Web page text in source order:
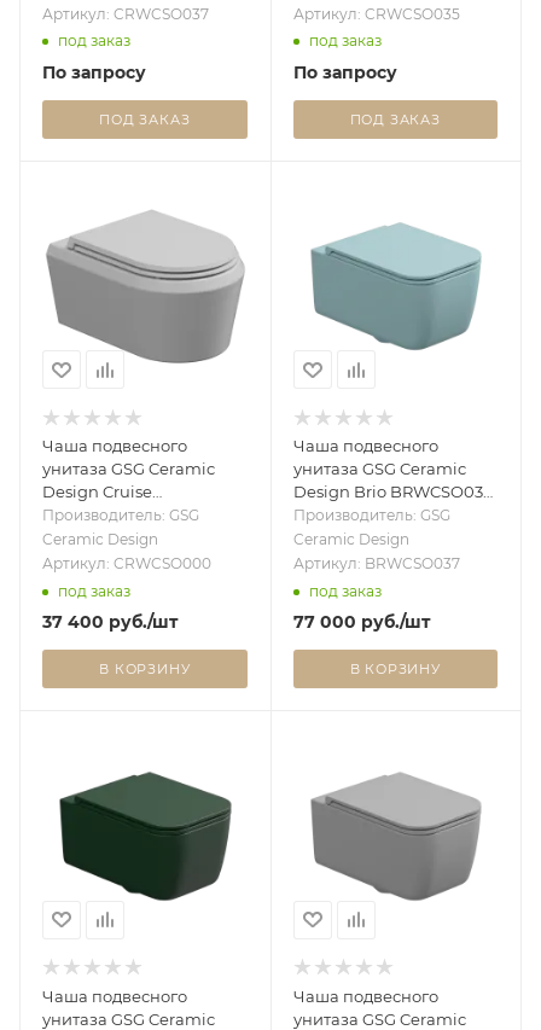
Артикул: CRWCSO037
под заказ
По запросу
ПОД ЗАКАЗ
Артикул: CRWCSO035
под заказ
По запросу
ПОД ЗАКАЗ
Чаша подвесного
унитаза GSG Ceramic
Design Cruise
CRWCSO000, белый
глянцевый CRWCSO000
Производитель: GSG
Ceramic Design
Артикул: CRWCSO000
под заказ
37 400 руб./шт
В КОРЗИНУ
Чаша подвесного
унитаза GSG Ceramic
Design Brio BRWCSO037,
Ice Matt BRWCSO037
Производитель: GSG
Ceramic Design
Артикул: BRWCSO037
под заказ
77 000 руб./шт
В КОРЗИНУ
Чаша подвесного
унитаза GSG Ceramic
Чаша подвесного
унитаза GSG Ceramic